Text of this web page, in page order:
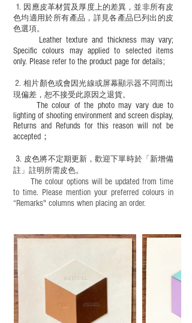
必須由成年人陪同下使用並應小心處理。
1. ​ 因應皮革材質及厚度上的差異，並非所有皮
色均適用於所有產品，詳見各產品巳列出的皮
色選項。
Leather texture and thickness may vary;
Specific colours may applied to selected items
only. Please refer to the product page for details;
​2.相片顏色或會因光線或屏幕顯示器不同而出
現偏差，恕不接受此原因之退貨。
The colour of the photo may vary due to
lighting of shooting environment and screen display,
Returns and Refunds for this reason will not be
accepted；
3. 皮色將不定期更新，歡迎下單時於「新增備
註」註明 所需皮色。
The colour options will be updated from time
to time. Please mention your preferred colours in
“Remarks" columns when placing an order.